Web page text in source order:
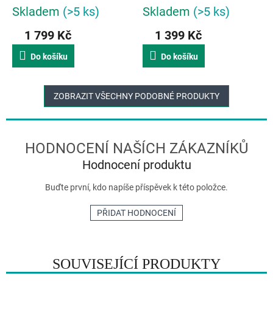
SOUVISEJÍCÍ PRODUKTY
Vícebarevná
Skladem (>5 ks)
1 799 Kč
Do košíku
Skladem (>5 ks)
1 399 Kč
Do košíku
ZOBRAZIT VŠECHNY PODOBNÉ PRODUKTY
Hodnocení produktu
Buďte první, kdo napíše příspěvek k této položce.
PŘIDAT HODNOCENÍ